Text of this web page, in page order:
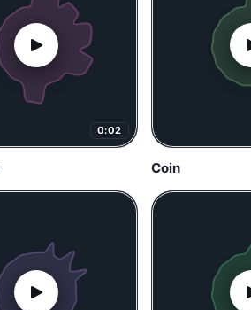
0:02
Coin